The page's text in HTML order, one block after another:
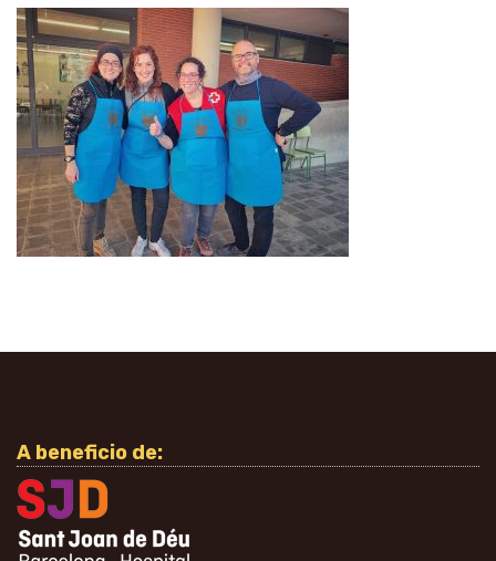
A beneficio de: